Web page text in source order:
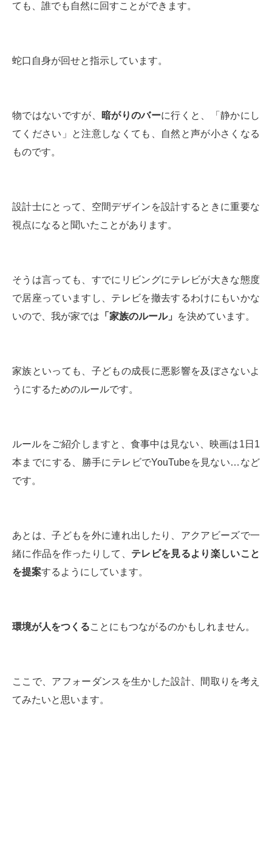
ても、誰でも自然に回すことができます。
蛇口自身が回せと指示しています。
物ではないですが、 暗がりのバーに行くと、「静かにし
てください」と注意しなくても、自然と声が小さくなる
ものです。
設計士にとって、空間デザインを設計するときに重要な
視点になると聞いたことがあります。
そうは言っても、すでにリビングにテレビが大きな態度
で居座っていますし、テレビを撤去するわけにもいかな
いので、我が家では 「家族のルール」 を決めています。
家族といっても、子どもの成長に悪影響を及ぼさないよ
うにするためのルールです。
ルールをご紹介しますと、食事中は見ない、映画は1日1
本までにする、勝手にテレビでYouTubeを見ない…など
です。
あとは、子どもを外に連れ出したり、アクアビーズで一
緒に作品を作ったりして、 テレビを見るより楽しいこと
を提案するようにしています。
環境が人をつくることにもつながるのかもしれません。
ここで、アフォーダンスを生かした設計、間取りを考え
てみたいと思います。